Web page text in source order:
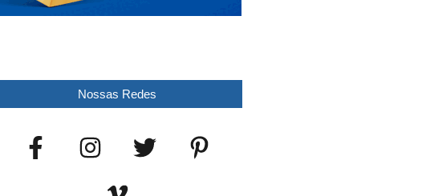
Nossas Redes